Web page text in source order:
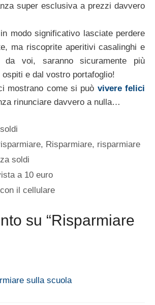
super esclusiva a prezzi davvero
modo significativo lasciate perdere
ma riscoprite aperitivi casalinghi e
da voi, saranno sicuramente più
e dal vostro portafoglio!
mostrano come si può vivere felici
rinunciare davvero a nulla…
, Risparmiare, risparmiare
soldi
a 10 euro
il cellulare
su “Risparmiare
sulla scuola